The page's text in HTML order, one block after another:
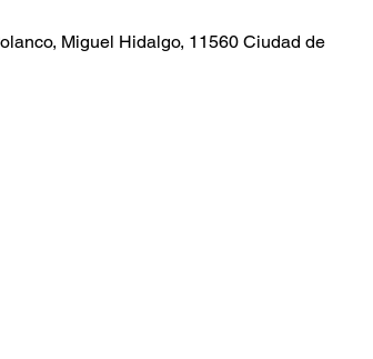
Miguel Hidalgo, 11560 Ciudad de